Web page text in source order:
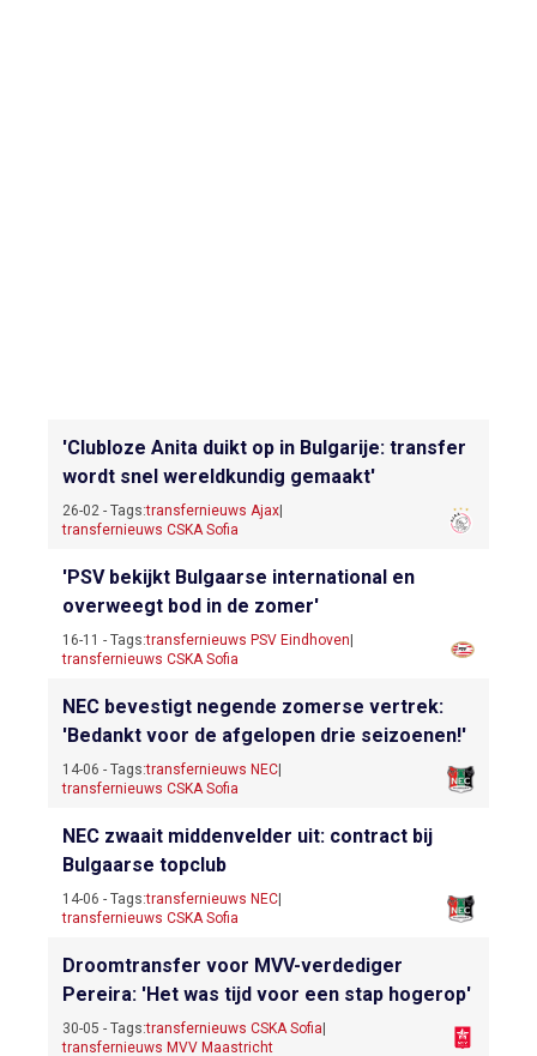
'Clubloze Anita duikt op in Bulgarije: transfer
wordt snel wereldkundig gemaakt'
26-02 - Tags:transfernieuws Ajax
transfernieuws CSKA Sofia
'PSV bekijkt Bulgaarse international en
overweegt bod in de zomer'
16-11 - Tags:transfernieuws PSV Eindhoven
transfernieuws CSKA Sofia
NEC bevestigt negende zomerse vertrek:
'Bedankt voor de afgelopen drie seizoenen!'
14-06 - Tags:transfernieuws NEC
transfernieuws CSKA Sofia
NEC zwaait middenvelder uit: contract bij
Bulgaarse topclub
14-06 - Tags:transfernieuws NEC
transfernieuws CSKA Sofia
Droomtransfer voor MVV-verdediger
Pereira: 'Het was tijd voor een stap hogerop'
30-05 - Tags:transfernieuws CSKA Sofia
transfernieuws MVV Maastricht